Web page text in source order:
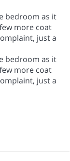
bedroom as it
more coat
just a
bedroom as it
more coat
just a